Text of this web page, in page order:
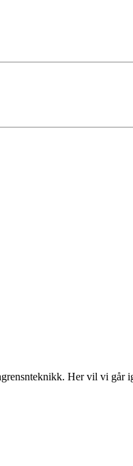
Her vil vi går